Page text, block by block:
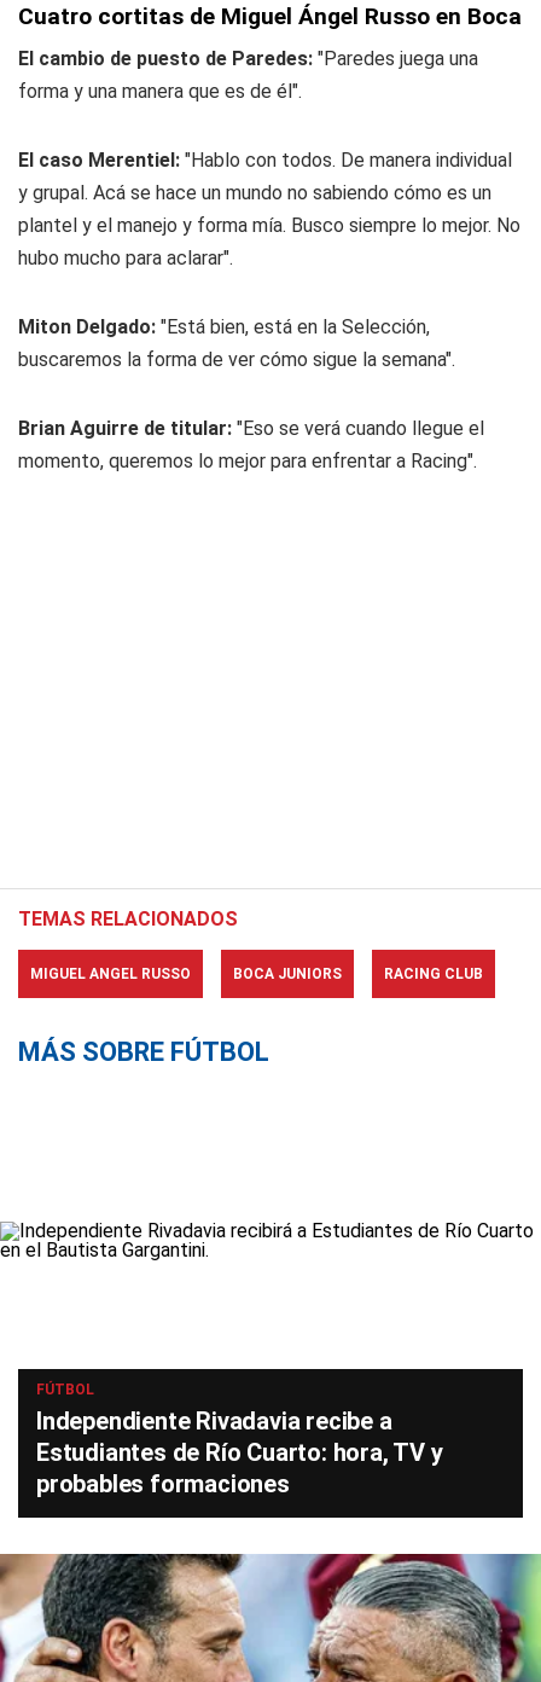
Cuatro cortitas de Miguel Ángel Russo en Boca
El cambio de puesto de Paredes: "Paredes juega una
forma y una manera que es de él".
El caso Merentiel: "Hablo con todos. De manera individual
y grupal. Acá se hace un mundo no sabiendo cómo es un
plantel y el manejo y forma mía. Busco siempre lo mejor. No
hubo mucho para aclarar".
Miton Delgado: "Está bien, está en la Selección,
buscaremos la forma de ver cómo sigue la semana".
Brian Aguirre de titular: "Eso se verá cuando llegue el
momento, queremos lo mejor para enfrentar a Racing".
TEMAS RELACIONADOS
MIGUEL ANGEL RUSSO BOCA JUNIORS RACING CLUB
MÁS SOBRE FÚTBOL
FÚTBOL
Independiente Rivadavia recibe a
Estudiantes de Río Cuarto: hora, TV y
probables formaciones